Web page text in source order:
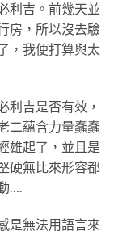
利吉。前幾天並
房，所以沒去驗
，我便打算與太
利吉是否有效，
二蘊含力量蠢蠢
雄起了，並且是
硬無比來形容都
….
是無法用語言來